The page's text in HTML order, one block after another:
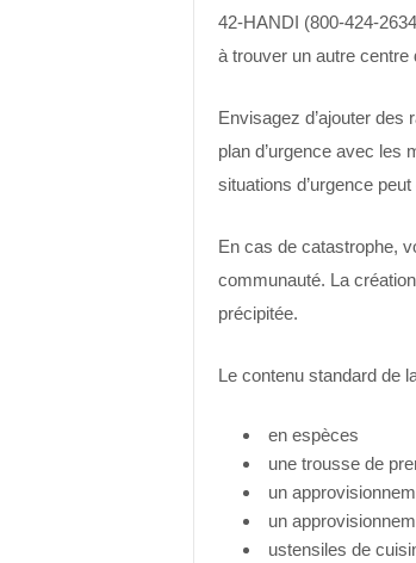
42-HANDI (800-424-
à trouver un autre centre
Envisagez d’ajouter
plan d’urgence avec les
situations d’urgence
En cas de catastrophe,
communauté. La
précipitée.
Le contenu standard de
en espèces
une trousse de
un
un
ustensiles de